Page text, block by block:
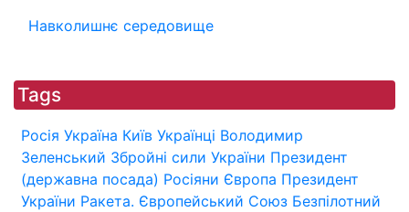
Навколишнє середовище
Tags
Росія Україна Київ Українці Володимир
Зеленський Збройні сили України Президент
(державна посада) Росіяни Європа Президент
України Ракета. Європейський Союз Безпілотний